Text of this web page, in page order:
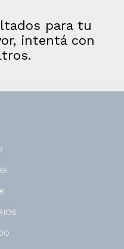
para tu
intentá con